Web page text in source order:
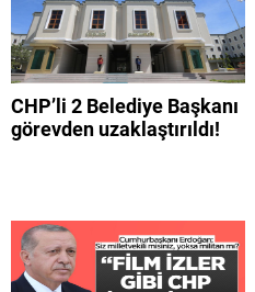
CHP’li 2 Belediye Başkanı
görevden uzaklaştırıldı!